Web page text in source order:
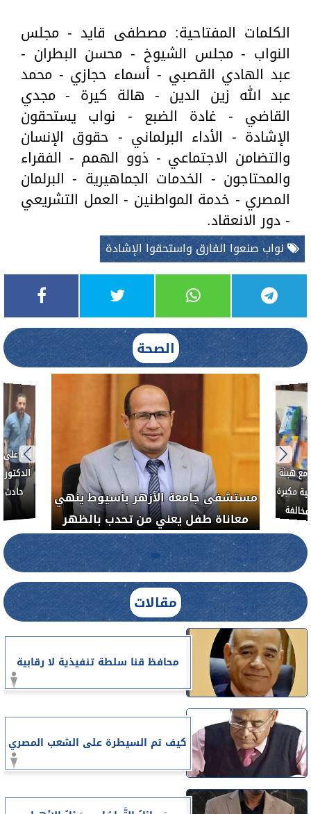
الكلمات المفتاحية: مصطفى قايد - مجلس
النواب - مجلس الشيوخ - محسن البطران -
عبد الهادي القصبي - أسماء حجازي - محمد
عبد الله زين الدين - هالة كيرة - مجدي
القاضي - غادة الضبع - نواب يستحقون
الإشادة - الأداء البرلماني - حقوق الإنسان
والتضامن الاجتماعي - ذوو الهمم - الفقراء
والمحتاجون - الخدمات الجماهيرية - البرلمان
المصري - خدمة المواطنين - العمل التشريعي
- دور الانعقاد.
نواب صنعوا الفارق واستحقوا الإشادة
الصحة
العلاج الحر بمنفلوط بالتعاون مع هيئة
الدواء المصرية يشن حملة رقابية مكبرة
لضبط المنشآت الطبية المخالفة.....
مقالات
محافظ قنا سلطة تنفيذية لا رقابية
كيف تم السيطرة على الشعب المصري